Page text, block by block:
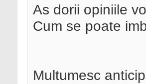
As dorii opiniile
Cum se poate
Multumesc